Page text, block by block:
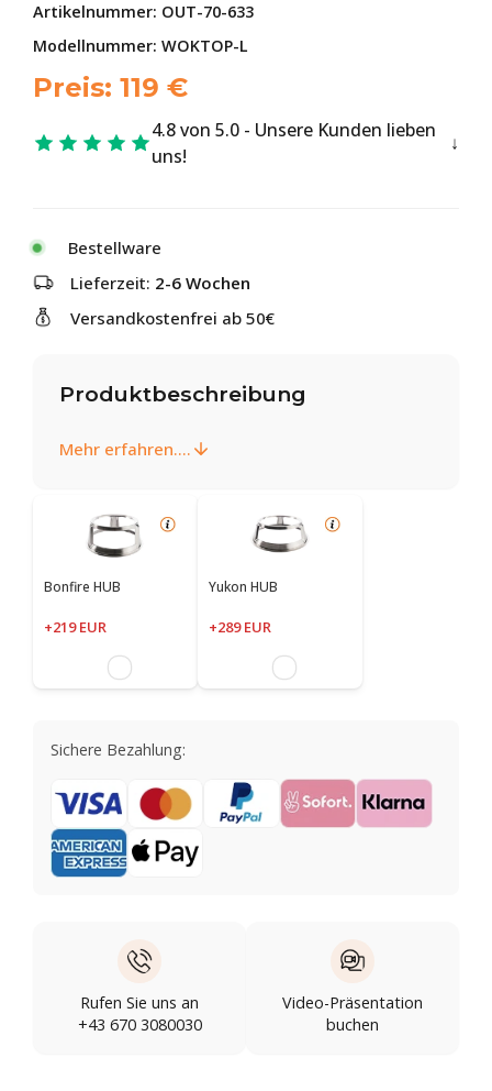
Artikelnummer: OUT-70-633
Modellnummer: WOKTOP-L
Preis: 119 €
4.8 von 5.0 - Unsere Kunden lieben
uns!
Bestellware
Lieferzeit: 2-6 Wochen
Versandkostenfrei ab 50€
Produktbeschreibung
Mehr erfahren....
Bonfire HUB
+219 EUR
Yukon HUB
+289 EUR
Sichere Bezahlung:
Rufen Sie uns an
+43 670 3080030
Video-Präsentation
buchen